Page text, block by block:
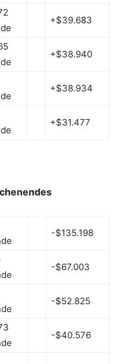
+$39.683
+$38.940
+$38.934
+$31.477
-$135.198
-$67.003
-$52.825
-$40.576